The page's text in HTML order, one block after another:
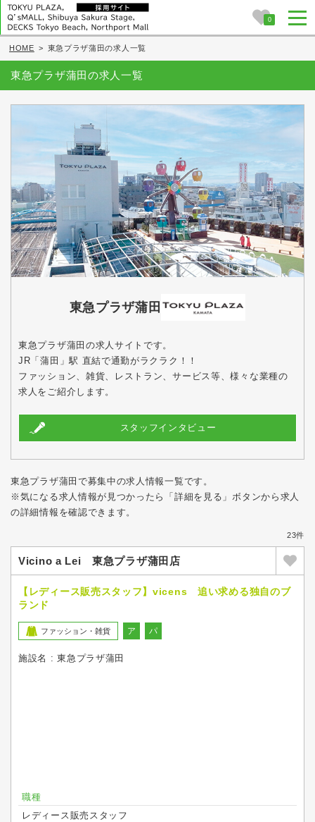
0
HOME > 東急プラザ蒲田の求人一覧
東急プラザ蒲田の求人一覧
東急プラザ蒲田
東急プラザ蒲田の求人サイトです。
JR「蒲田」駅 直結で通勤がラクラク！！
ファッション、雑貨、レストラン、サービス等、様々な業種の
求人をご紹介します。
スタッフインタビュー
東急プラザ蒲田で募集中の求人情報一覧です。
※気になる求人情報が見つかったら「詳細を見る」ボタンから求人
の詳細情報を確認できます。
23件
Vicino a Lei 東急プラザ蒲田店
【レディース販売スタッフ】vicens 追い求める独自のブ
ランド
ファッション・雑貨 ア パ
施設名 : 東急プラザ蒲田
職種
レディース販売スタッフ